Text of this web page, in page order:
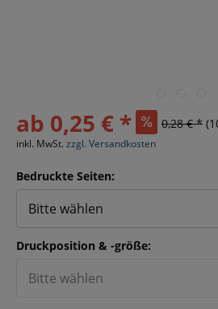
ab 0,25 € * 0,28 € *
inkl. MwSt. zzgl. Versandkosten
Bedruckte Seiten:
Bitte wählen
Druckposition & -größe:
Bitte wählen